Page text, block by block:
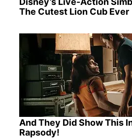
The Cutest Lion Cub Ever
And They Did Show This
Rapsody!